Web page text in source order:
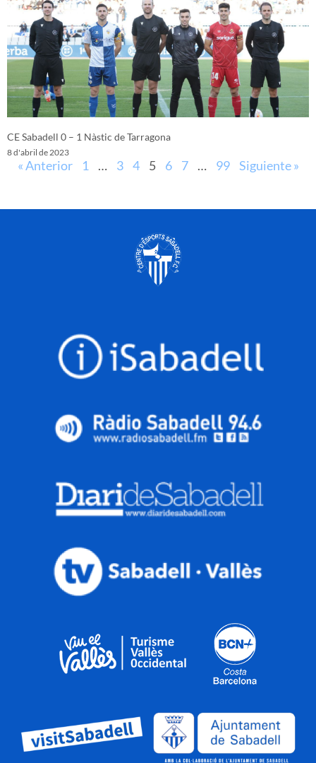
CE Sabadell 0 – 1 Nàstic de Tarragona
8 d'abril de 2023
« Anterior 1 … 3 4 5 6 7 … 99 Siguiente »